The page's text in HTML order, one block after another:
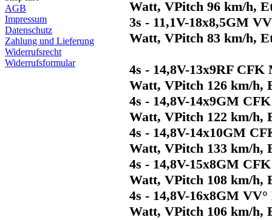
AGB
Impressum
Datenschutz
Zahlung und Lieferung
Widerrufsrecht
Widerrufsformular
Watt, VPitch 96 km/h,
3s - 11,1V-18x8,5GM
Watt, VPitch 83 km/h,
4s - 14,8V-13x9RF CFK
Watt, VPitch 126 km/h,
4s - 14,8V-14x9GM
Watt, VPitch 122 km/h,
4s - 14,8V-14x10GM
Watt, VPitch 133 km/h,
4s - 14,8V-15x8GM
Watt, VPitch 108 km/h,
4s - 14,8V-16x8GM
Watt, VPitch 106 km/h,